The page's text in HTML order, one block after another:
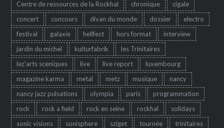
SOCIAUX
Centre de ressources de la Rockhal
chronique
cigale
concert
concours divan du monde dossier
electro
festival
galaxie hellfest hors format
interview
jardin du michel
kulturfabrik
les Trinitaires
lez'arts sceniques
live live report
luxembourg
magazine karma
metal metz musique
nancy
nancy jazz pulsations
olympia paris
programmation
rock
rock a field rock en seine rockhal
solidays
sonic visions
sonisphere sziget tournée
trinitaires